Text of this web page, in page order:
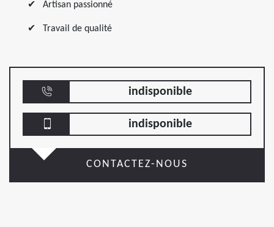
Artisan passionné
Travail de qualité
indisponible
indisponible
CONTACTEZ-NOUS